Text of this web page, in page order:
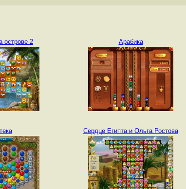
острове 2 Арабика
Сердце Египта и Ольга Ростова